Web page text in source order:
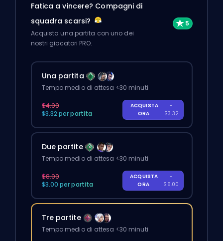
Fatica a vincere? Compagni di
squadra scarsi?
Acquista una partita con uno dei
nostri giocatori PRO.
Una partita
Tempo medio di attesa <30 minuti
$4.00
$3.32 per partita
ACQUISTA
ORA
-
$3.32
Due partite
Tempo medio di attesa <30 minuti
$8.00
$3.00 per partita
ACQUISTA
ORA
-
$6.00
Tre partite
Tempo medio di attesa <30 minuti